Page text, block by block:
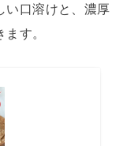
い口溶けと、濃厚
す。